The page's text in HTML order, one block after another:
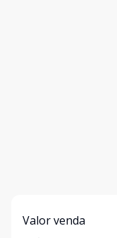
Valor venda